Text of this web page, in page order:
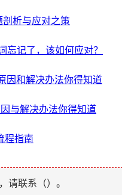
析与应对之策
忘记了，该如何应对？
因和解决办法你得知道
与解决办法你得知道
程指南
请联系（）。